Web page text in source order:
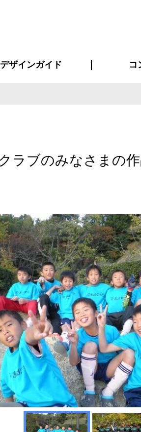
デザインガイド
ンテンシュミレーター
コ
ラブのみなさまの